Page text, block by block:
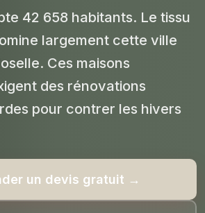
42 658 habitants. Le tissu
largement cette ville
Ces maisons
des rénovations
pour contrer les hivers
un devis gratuit →